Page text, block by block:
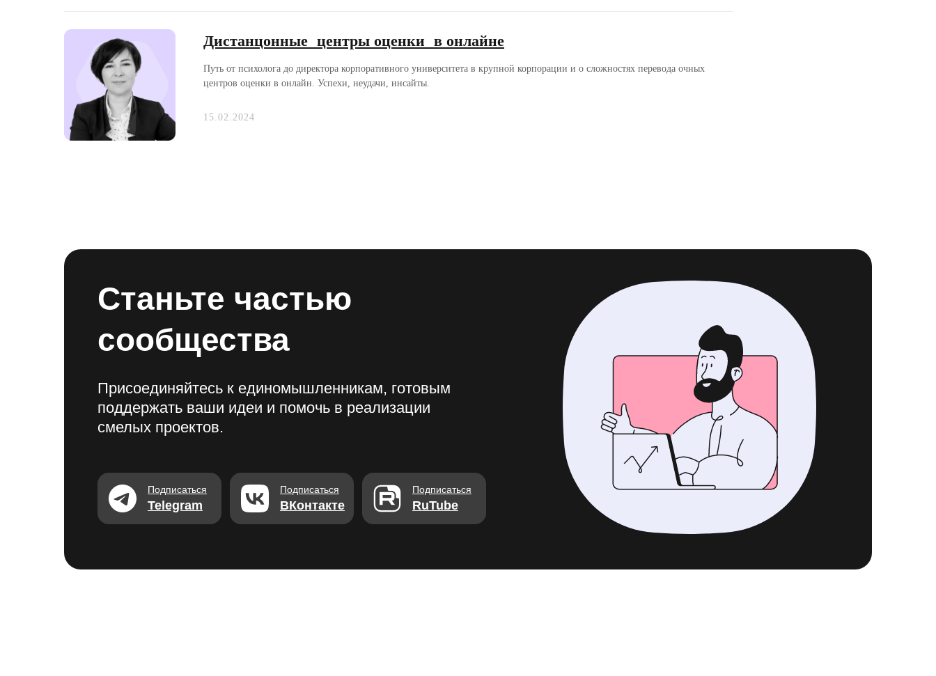
Дистанцонные центры оценки в онлайне
Путь от психолога до директора корпоративного университета в крупной корпорации и о сложностях перевода очных
центров оценки в онлайн. Успехи, неудачи, инсайты.
15.02.2024
Станьте частью
сообщества
Присоединяйтесь к единомышленникам, готовым
поддержать ваши идеи и помочь в реализации
смелых проектов.
Подписаться
Telegram
Подписаться
ВКонтакте
Подписаться
RuTube